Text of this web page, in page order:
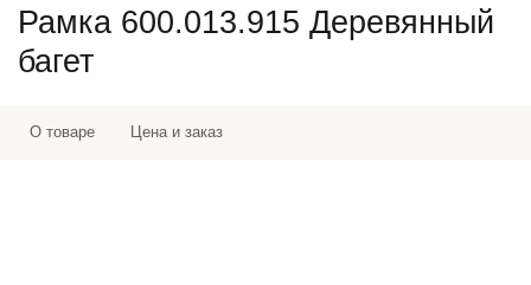
Рамка 600.013.915 Деревянный
багет
О товаре Цена и заказ